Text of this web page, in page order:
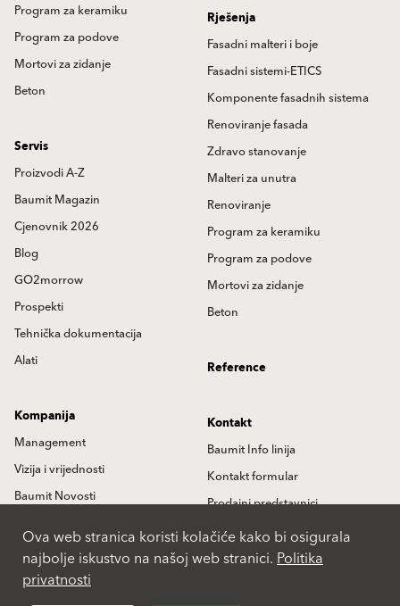
Program za keramiku
Program za podove
Mortovi za zidanje
Beton
Rješenja
Fasadni malteri i boje
Fasadni sistemi-ETICS
Komponente fasadnih sistema
Renoviranje fasada
Zdravo stanovanje
Malteri za unutra
Renoviranje
Program za keramiku
Program za podove
Mortovi za zidanje
Beton
Servis
Proizvodi A-Z
Baumit Magazin
Cjenovnik 2026
Blog
GO2morrow
Prospekti
Tehnička dokumentacija
Alati
Reference
Kompanija
Management
Vizija i vrijednosti
Baumit Novosti
Kontakt
Baumit Info linija
Kontakt formular
Prodajni predstavnici
Partneri
Lokacije
Ova web stranica koristi kolačiće kako bi osigurala
najbolje iskustvo na našoj web stranici.Politika
privatnosti